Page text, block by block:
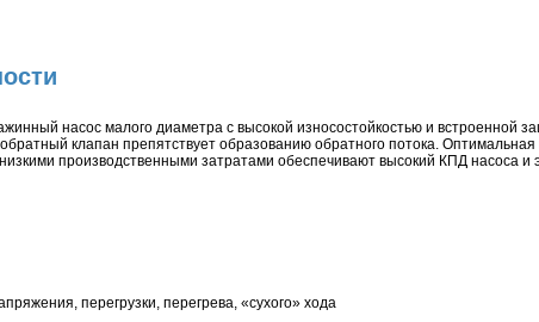
насос малого диаметра с высокой износостойкостью и встроенной
клапан препятствует образованию обратного потока.
производственными затратами обеспечивают высокий КПД насоса и
перегрузки, перегрева, «сухого» хода